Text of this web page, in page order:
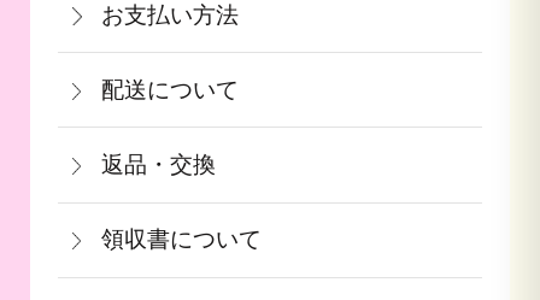
北陸・中部：990円(税込)
関東・信越：990円(税込)
東北：1,210円(税込)
北海道：1,540円(税込)
沖縄：2,750円(税込)
※クール便の場合は送料＋クール代金
440円（税込）
お支払い方法
お支払いは、カード決済・代金引換・銀
行振込（前払い）・PayPay（オンライ
ン決済）・auPAY・d払い・auかんたん
決済・ソフトバンクまとめて支払いがご
利用頂けます。
配送について
通常在庫がある商品につきましては、ご
注文から2～5営業日で発送致します。
果物や予約ギフトについては出荷時期が
参りましたら、ご予約順に発送いたしま
す。
返品・交換
商品が食品等の場合は、お客様のお手元
に到着後の返品は基本的にお受け出来ま
せん。但し、発送中の破損や不良品、あ
領収書について
領収書をご希望のお客様は、ご注文画面